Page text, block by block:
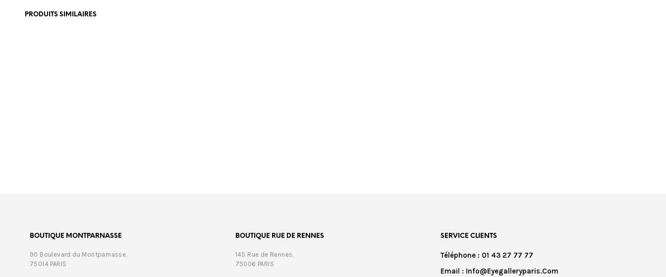
PRODUITS SIMILAIRES
BOUTIQUE MONTPARNASSE
90 Boulevard du Montparnasse,
75014 PARIS
BOUTIQUE RUE DE RENNES
145 Rue de Rennes,
75006 PARIS
SERVICE CLIENTS
Téléphone : 01 43 27 77 77
Email : Info@eyegalleryparis.com